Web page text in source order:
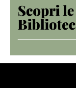
Scopri